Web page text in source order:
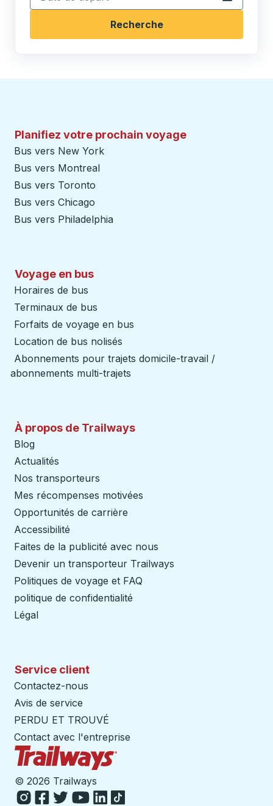
Recherche
Planifiez votre prochain voyage
Bus vers New York
Bus vers Montreal
Bus vers Toronto
Bus vers Chicago
Bus vers Philadelphia
Voyage en bus
Horaires de bus
Terminaux de bus
Forfaits de voyage en bus
Location de bus nolisés
Abonnements pour trajets domicile-travail /
abonnements multi-trajets
À propos de Trailways
Blog
Actualités
Nos transporteurs
Mes récompenses motivées
Opportunités de carrière
Accessibilité
Faites de la publicité avec nous
Devenir un transporteur Trailways
Politiques de voyage et FAQ
politique de confidentialité
Légal
Service client
Contactez-nous
Avis de service
PERDU ET TROUVÉ
Contact avec l'entreprise
© 2026 Trailways